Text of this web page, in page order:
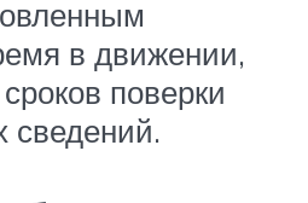
в движении,
поверки
сведений.